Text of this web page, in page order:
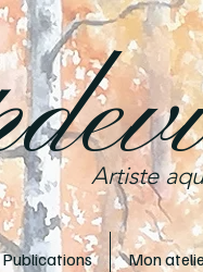
Artiste
Publications Mon